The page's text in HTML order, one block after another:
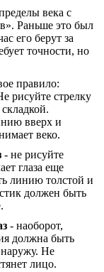
века с
Раньше это был
его берут за
точности, но
правило:
рисуйте стрелку
вверх и
веко.
- не рисуйте
глаза еще
линию толстой и
должен быть
- наоборот,
должна быть
Не
лицо.